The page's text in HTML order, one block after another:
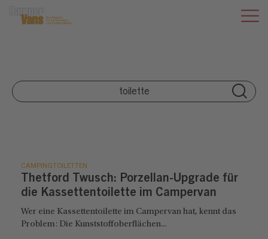
CAMPINGTOILETTEN
Thetford Twusch: Porzellan-Upgrade für
die Kassettentoilette im Campervan
Wer eine Kassettentoilette im Campervan hat, kennt das
Problem: Die Kunststoffoberflächen...